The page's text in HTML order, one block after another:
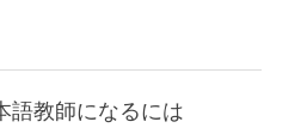
語教師になるには